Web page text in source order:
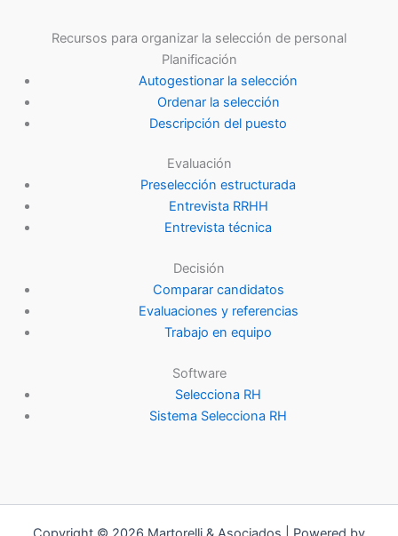
Recursos para organizar la selección de personal
Planificación
Autogestionar la selección
Ordenar la selección
Descripción del puesto
Evaluación
Preselección estructurada
Entrevista RRHH
Entrevista técnica
Decisión
Comparar candidatos
Evaluaciones y referencias
Trabajo en equipo
Software
Selecciona RH
Sistema Selecciona RH